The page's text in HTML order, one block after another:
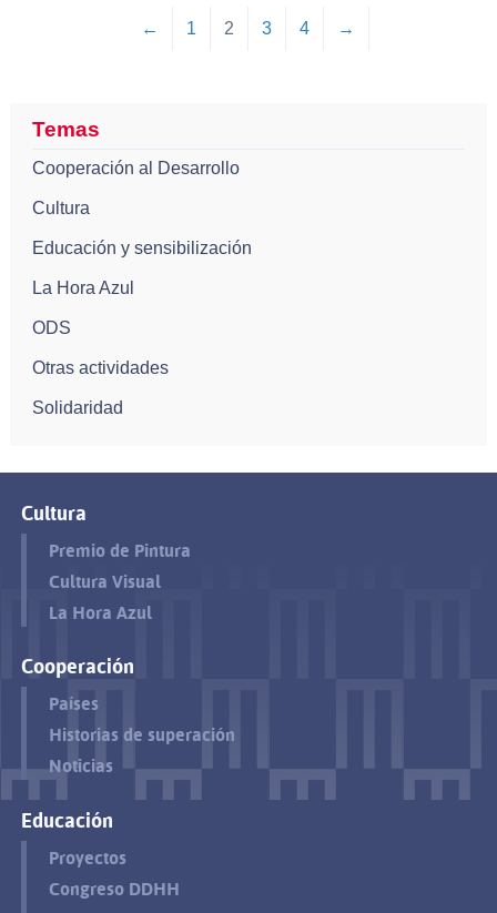
← 1 2 3 4 →
Temas
Cooperación al Desarrollo
Cultura
Educación y sensibilización
La Hora Azul
ODS
Otras actividades
Solidaridad
Cultura
Premio de Pintura
Cultura Visual
La Hora Azul
Cooperación
Países
Historias de superación
Noticias
Educación
Proyectos
Congreso DDHH